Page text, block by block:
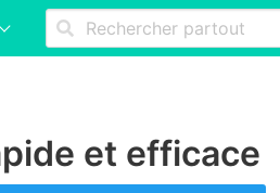
et efficace